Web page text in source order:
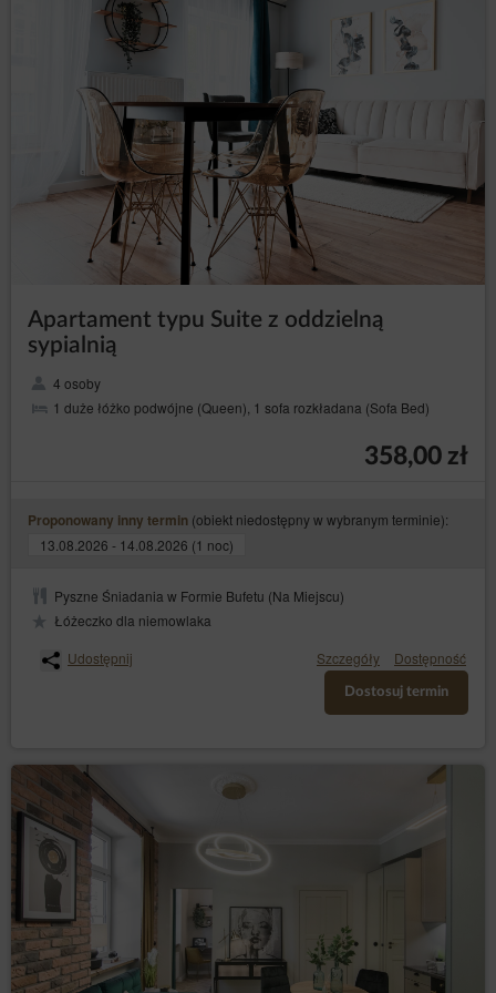
Przedmiotem Umowy jest najem miejsca noclegowego
oferowanego przez Usługodawcę za pośrednictwem
Serwisu. Do zawarcia umowy dochodzi za
pośrednictwem Elektronicznego Formularza Rezerwacji
w kolejnych nastepujących po sobie krokach - dokładne
oznaczenie przez Gościa terminu rozpoczęcia i
zakończenia pobytu, dokonanie wyboru miejsca
noclegowego, zadeklarowanie liczby osób,
Po podaniu przez Gościa wszystkich niezbędnych
danych, wyświetlone zostanie podsumowanie
rezerwacji. W celu złożenia rezerwacji konieczne jest
podanie w Elektronicznym formularzu rezerwacji danych
osobowych oznaczonych jako obowiązkowe, dokonanie
akceptacji treści Regulaminu, wysłanie rezerwacji
poprzez naciśnięcie przycisku [Złóż zamówienie].
Umowę najmu noclegu uważa się za zawartą w chwili
przyjęcia przez Usługodawcę Elektronicznego
Formularza Rezerwacji, czego potwierdzeniem jest
zawierającą potwierdzenie zawartej umowy wraz ze
wskazaniem jej wszystkich istotnych postanowień, w
anulowania rezerwacji. W przypadku wymagania
przedpłaty wskazany jest termin jej uiszczenia wraz z
informacją o skutkach bezskutecznego upływu terminu
w wiadomości e-mail powoduje anulowanie rezerwacji i
odstąpienie przez Usługodawcę od zawartej Umowy
najmu noclegu bez wyznaczenia dodatkowego terminu
na spełnienie świadczenia.
Niedowolne jest oddawanie miejsca noclegowego
bedącego przedmiotem Oferty w podnajem oraz
przekazywania lub udostępniania osobom trzecim.
Nie wykonanie czynności opisanych w wiadomości
zawierającej potwierdzenie o przyjęciu rezerwacji w
wymaganym terminie powoduje automatyczne
anulowanie rezerwacji i odstąpienie przez Usługodawcę
od zawartej Umowy bez wyznaczenia dodatkowego
terminu na spełnienie świadczenia.
Anulowanie lub zmiana rezerwacji są możliwe poprzez
link zawarty w e-mailu lub przez kontakt z Obsługą.
Skorzystanie z linku w e-mailu umożliwia automatyczne,
natychmiastowe anulowanie rezerwacji na warunkach
zaakceptowanych w procesie składania zamówienia w
Apartament typu Suite z oddzielną
sypialnią
4 osoby
1 duże łóżko podwójne (Queen), 1 sofa rozkładana (Sofa Bed)
358,00 zł
Proponowany inny termin (obiekt niedostępny w wybranym terminie):
13.08.2026 - 14.08.2026 (1 noc)
Pyszne Śniadania w Formie Bufetu (Na Miejscu)
Łóżeczko dla niemowlaka
Udostępnij
Szczegóły Dostępność
Dostosuj termin